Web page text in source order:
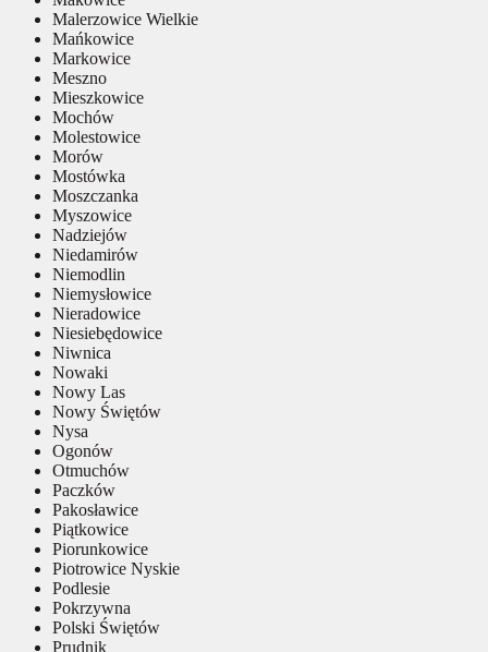
Malerzowice Wielkie
Mańkowice
Markowice
Meszno
Mieszkowice
Mochów
Molestowice
Morów
Mostówka
Moszczanka
Myszowice
Nadziejów
Niedamirów
Niemodlin
Niemysłowice
Nieradowice
Niesiebędowice
Niwnica
Nowaki
Nowy Las
Nowy Świętów
Nysa
Ogonów
Otmuchów
Paczków
Pakosławice
Piątkowice
Piorunkowice
Piotrowice Nyskie
Podlesie
Pokrzywna
Polski Świętów
Prudnik